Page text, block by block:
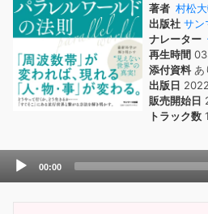
著者 村松
出版社 サン
ナレーター
再生時間
添付資料あ
出版日
販売開始日
トラック数
Audio
00:00